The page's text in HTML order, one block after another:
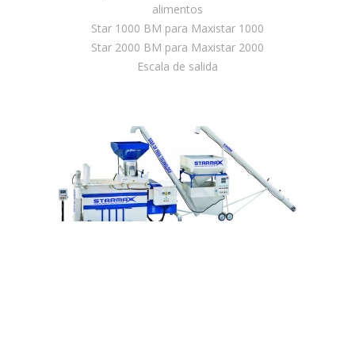
alimentos
Star 1000 BM para Maxistar 1000
Star 2000 BM para Maxistar 2000
Escala de salida